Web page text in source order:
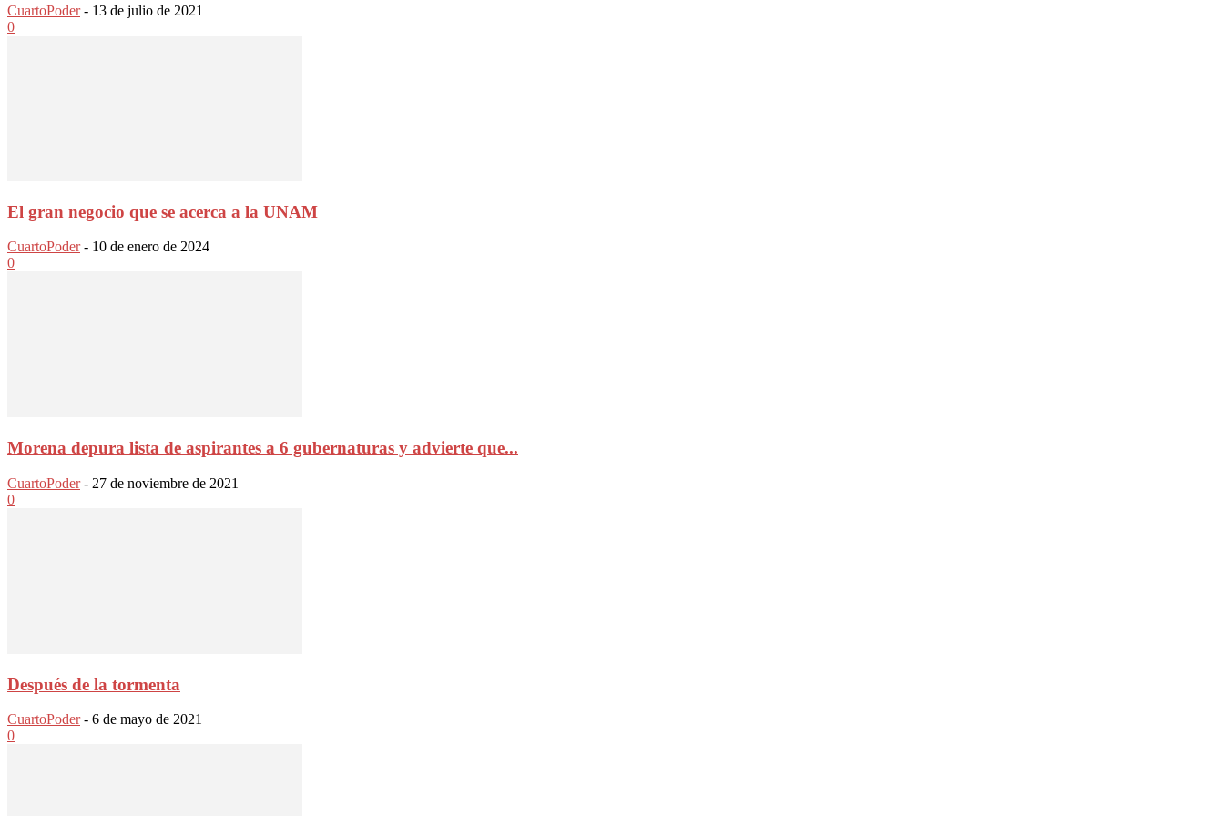
CuartoPoder - 13 de julio de 2021
0
El gran negocio que se acerca a la UNAM
CuartoPoder - 10 de enero de 2024
0
Morena depura lista de aspirantes a 6 gubernaturas y advierte que...
CuartoPoder - 27 de noviembre de 2021
0
Después de la tormenta
CuartoPoder - 6 de mayo de 2021
0